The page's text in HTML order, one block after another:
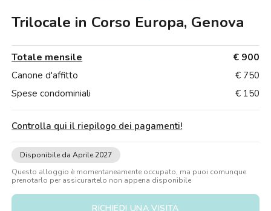
Napoli
Catania
Padova
Trilocale in Corso Europa, Genova
Totale mensile € 900
Canone d'affitto
€ 750
Spese condominiali
€ 150
Controlla qui il riepilogo dei pagamenti!
Disponibile da Aprile 2027
Questo alloggio è momentaneamente occupato, ma puoi comunque
prenotarlo per assicurartelo non appena disponibile
RICHIEDI UNA VISITA